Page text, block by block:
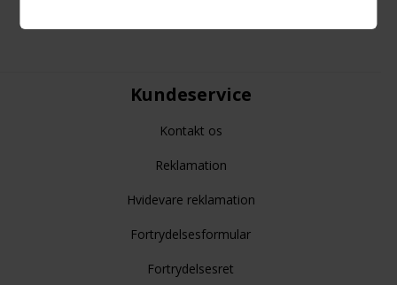
Kundeservice
Kontakt os
Reklamation
Hvidevare reklamation
Fortrydelsesformular
Fortrydelsesret